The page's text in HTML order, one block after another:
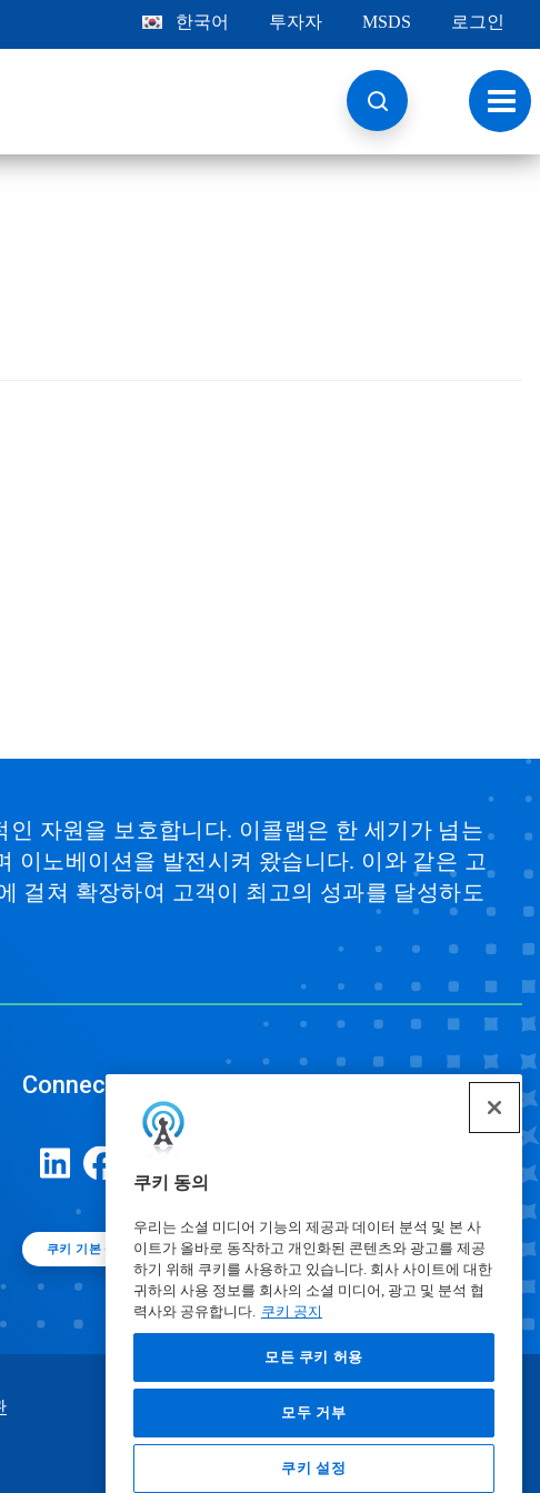
쿠키 동의
우리는 소셜 미디어 기능의 제공과 데이터 분석 및 본 사
이트가 올바로 동작하고 개인화된 콘텐츠와 광고를 제공
하기 위해 쿠키를 사용하고 있습니다. 회사 사이트에 대한
귀하의 사용 정보를 회사의 소셜 미디어, 광고 및 분석 협
력사와 공유합니다. 쿠키 공지
모든 쿠키 허용
모두 거부
쿠키 설정
한국어 투자자 MSDS 로그인
토
글
내
비
자원을 보호합니다. 이콜랩은 한 세기가 넘는
이노베이션을 발전시켜 왔습니다. 이와 같은 고
걸쳐 확장하여 고객이 최고의 성과를 달성하도
Connect
쿠키 기본 설정